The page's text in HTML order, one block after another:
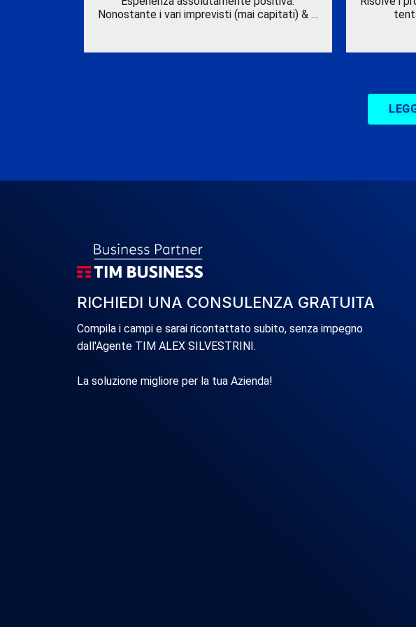
Nonostante i vari imprevisti (mai capitati) & …
RICHIEDI UNA CONSULENZA GRATUITA
Compila i campi e sarai ricontattato subito, senza impegno
dall'Agente TIM ALEX SILVESTRINI.
La soluzione migliore per la tua Azienda!